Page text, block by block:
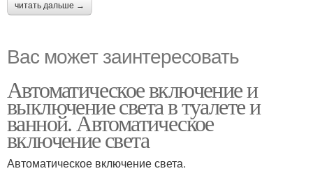
читать дальше →
Вас может заинтересовать
Автоматическое включение и
выключение света в туалете и
ванной. Автоматическое
включение света
Автоматическое включение света.